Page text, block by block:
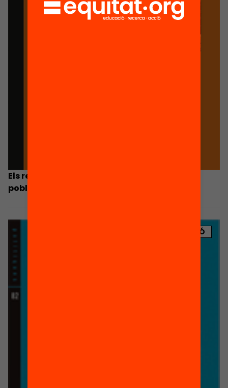
Els reptes en matèria de competències de la
població adulta
PUBLICACIÓ